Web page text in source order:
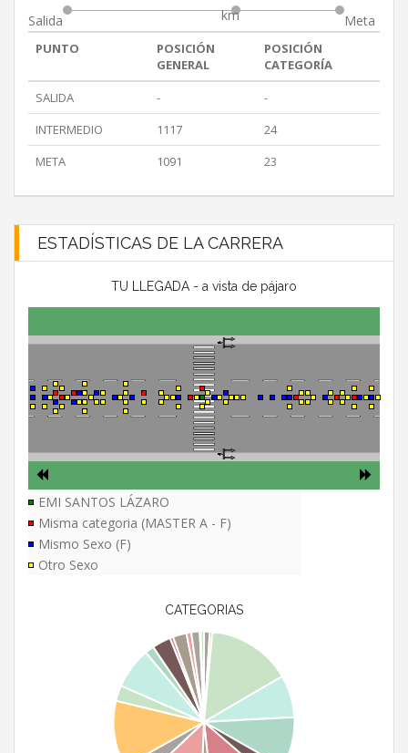
Salida
km
Meta
PUNTO
POSICIÓN
GENERAL
POSICIÓN
CATEGORÍA
SALIDA
-
-
INTERMEDIO
1117
24
META
1091 23
ESTADÍSTICAS DE LA CARRERA
TU LLEGADA - a vista de pájaro
EMI SANTOS LÁZARO
Misma categoria (MASTER A - F)
Mismo Sexo (F)
Otro Sexo
CATEGORIAS